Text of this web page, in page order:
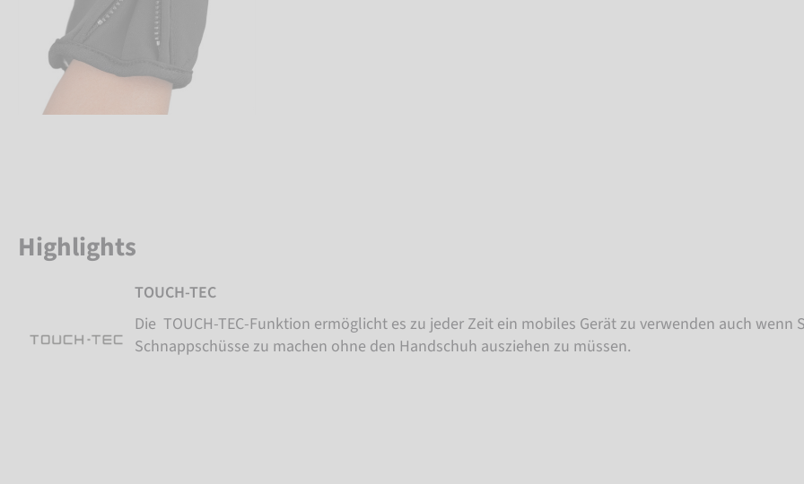
Highlights
TOUCH-TEC
Die TOUCH-TEC-Funktion ermöglicht es zu jeder Zeit ein mobiles Gerät zu verwenden auch
Schnappschüsse zu machen ohne den Handschuh ausziehen zu müssen.